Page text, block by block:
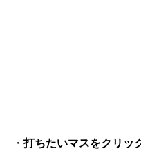
・打ちたいマスをクリッ